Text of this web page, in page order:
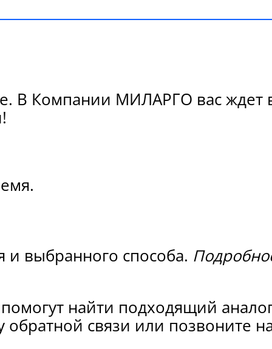
В Компании МИЛАРГО вас ждет
и выбранного способа.
найти подходящий
обратной связи или